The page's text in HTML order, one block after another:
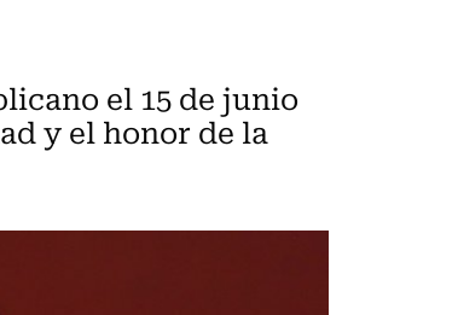
el 15 de junio
y el honor de la